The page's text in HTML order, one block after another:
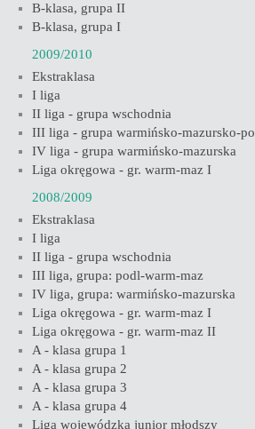
B-klasa, grupa II
B-klasa, grupa I
2009/2010
Ekstraklasa
I liga
II liga - grupa wschodnia
III liga - grupa warmińsko-mazursko-po
IV liga - grupa warmińsko-mazurska
Liga okręgowa - gr. warm-maz I
2008/2009
Ekstraklasa
I liga
II liga - grupa wschodnia
III liga, grupa: podl-warm-maz
IV liga, grupa: warmińsko-mazurska
Liga okręgowa - gr. warm-maz I
Liga okręgowa - gr. warm-maz II
A - klasa grupa 1
A - klasa grupa 2
A - klasa grupa 3
A - klasa grupa 4
Liga wojewódzka junior młodszy